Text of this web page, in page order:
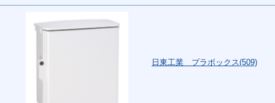
日東工業 プラボックス(509)